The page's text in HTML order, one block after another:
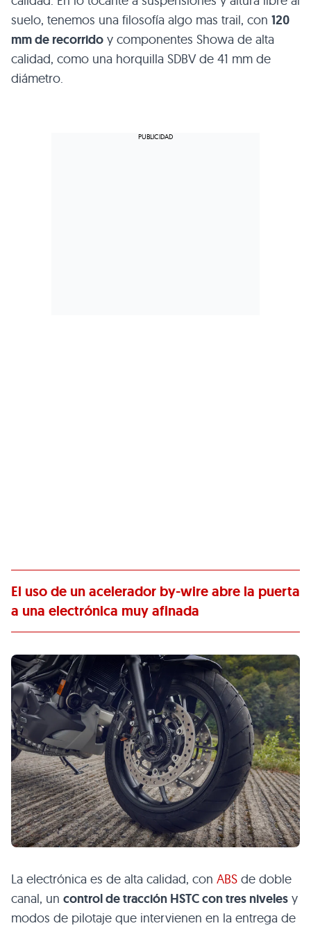
suelo, tenemos una filosofía algo mas trail, con 120
mm de recorrido y componentes Showa de alta
calidad, como una horquilla SDBV de 41 mm de
diámetro.
El uso de un acelerador by-wire abre la puerta
a una electrónica muy afinada
La electrónica es de alta calidad, con ABS de doble
canal, un control de tracción HSTC con tres niveles y
modos de pilotaje que intervienen en la entrega de